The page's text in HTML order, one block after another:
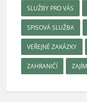
SLUŽBY PRO VÁS
SPISOVÁ SLUŽBA
VEŘEJNÉ ZAKÁZKY
ZAHRANIČÍ